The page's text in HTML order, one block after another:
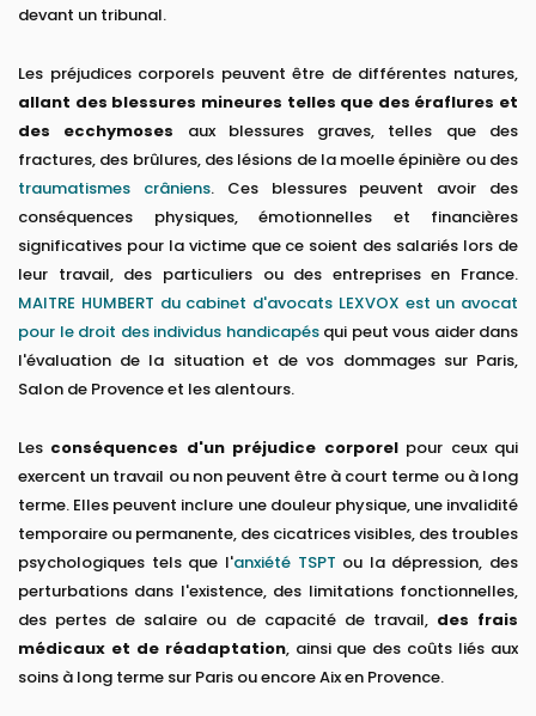
devant un tribunal.
Les préjudices corporels peuvent être de différentes natures,
allant des blessures mineures telles que des éraflures et
des ecchymoses aux blessures graves, telles que des
fractures, des brûlures, des lésions de la moelle épinière ou des
traumatismes crâniens. Ces blessures peuvent avoir des
conséquences physiques, émotionnelles et financières
significatives pour la victime que ce soient des salariés lors de
leur travail, des particuliers ou des entreprises en France.
MAITRE HUMBERT du cabinet d'avocats LEXVOX est un avocat
pour le droit des individus handicapésqui peut vous aider dans
l'évaluation de la situation et de vos dommages sur Paris,
Salon de Provence et les alentours.
Les conséquences d'un préjudice corporelpour ceux qui
exercent un travail ou non peuvent être à court terme ou à long
terme. Elles peuvent inclure une douleur physique, une invalidité
temporaire ou permanente, des cicatrices visibles, des troubles
psychologiques tels que l'anxiété TSPT ou la dépression, des
perturbations dans l'existence, des limitations fonctionnelles,
des pertes de salaire ou de capacité de travail, des frais
médicaux et de réadaptation, ainsi que des coûts liés aux
soins à long terme sur Paris ou encore Aix en Provence.